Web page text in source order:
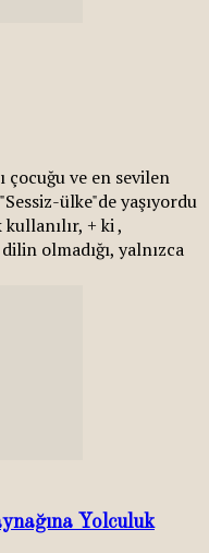
çocuğu ve en sevilen
ülke"de yaşıyordu
+ ki ,
olmadığı, yalnızca
Yolculuk